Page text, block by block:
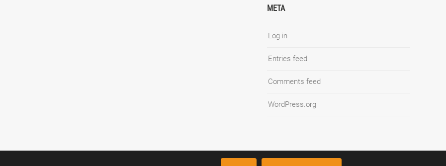
META
Log in
Entries feed
Comments feed
WordPress.org